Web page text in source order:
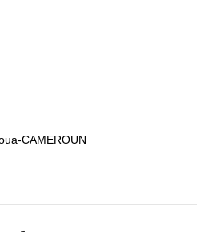
CAMEROUN